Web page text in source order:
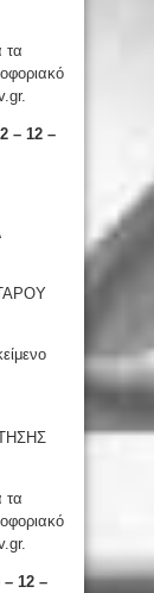
τα
– 12 –
τα
– 12 –